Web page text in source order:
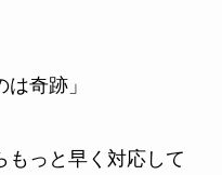
奇跡」
もっと早く対応して